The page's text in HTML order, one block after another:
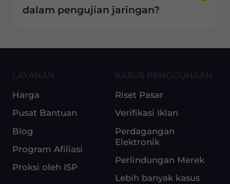
dalam pengujian jaringan?
LAYANAN
Harga
Pusat Bantuan
Blog
Program Afiliasi
Proksi oleh ISP
KASUS PENGGUNAAN
Riset Pasar
Verifikasi Iklan
Perdagangan
Elektronik
Perlindungan Merek
Lebih banyak kasus